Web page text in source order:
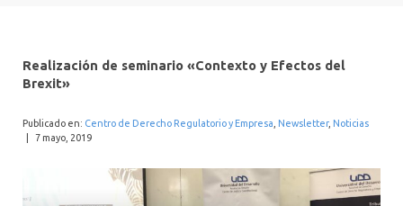
INTERNACIONAL
Realización de seminario «Contexto y Efectos del
Brexit»
Publicado en: Centro de Derecho Regulatorio y Empresa Newsletter, Noticias
7 mayo, 2019